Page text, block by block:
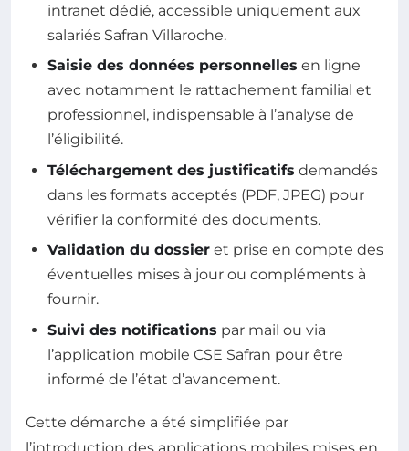
intranet dédié, accessible uniquement aux
salariés Safran Villaroche.
Saisie des données personnelles en ligne
avec notamment le rattachement familial et
professionnel, indispensable à l’analyse de
l’éligibilité.
Téléchargement des justificatifs demandés
dans les formats acceptés (PDF, JPEG) pour
vérifier la conformité des documents.
Validation du dossier et prise en compte des
éventuelles mises à jour ou compléments à
fournir.
Suivi des notifications par mail ou via
l’application mobile CSE Safran pour être
informé de l’état d’avancement.
Cette démarche a été simplifiée par
l’introduction des applications mobiles mises en